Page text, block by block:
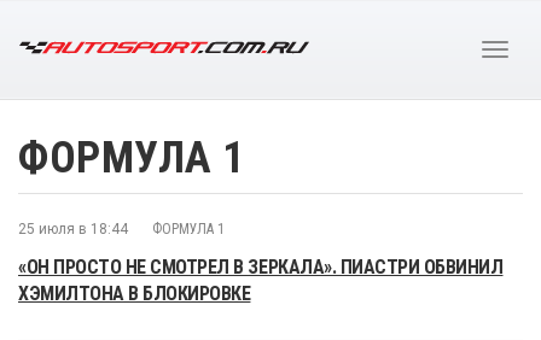
ФОРМУЛА 1
25 июля в 18:44 ФОРМУЛА 1
«ОН ПРОСТО НЕ СМОТРЕЛ В ЗЕРКАЛА». ПИАСТРИ ОБВИНИЛ
ХЭМИЛТОНА В БЛОКИРОВКЕ